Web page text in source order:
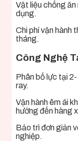
Vật liệu chống
dụng.
Chi phí vận hành
tháng.
Công Nghệ
Phân bố lực tại
ray.
Vận hành êm ái
hưởng đến hàng
Bảo trì đơn giản
nghiệp.